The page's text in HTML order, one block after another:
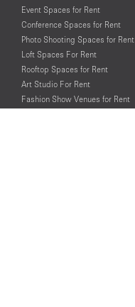
Event Spaces for Rent
Conference Spaces for Rent
Photo Shooting Spaces for Rent
Loft Spaces For Rent
Rooftop Spaces for Rent
Art Studio For Rent
Fashion Show Venues for Rent